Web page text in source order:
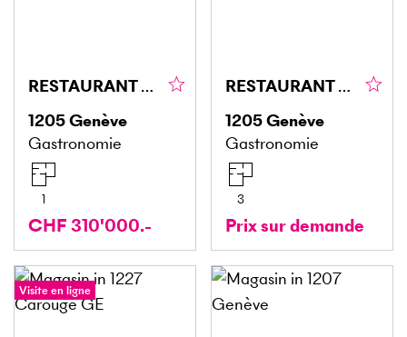
RESTAURANT À PLAINPALAIS AVEC BELLE RENTABILITÉ !
1205Genève
Gastronomie
1
CHF 310'000.-
RESTAURANT DANS UN QUARTIER ANIME
1205Genève
Gastronomie
3
Prix sur demande
Visite en ligne